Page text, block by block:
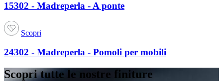
15302 - Madreperla - A ponte
Scopri
24302 - Madreperla - Pomoli per mobili
Scopri tutte le nostre finiture